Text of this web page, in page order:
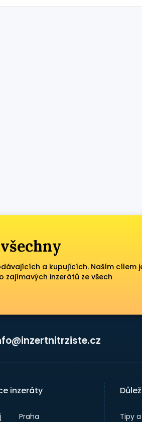
a kupujících. Naším cílem
zajímavých inzerátů ze všech
inzeráty
Praha
Tipy